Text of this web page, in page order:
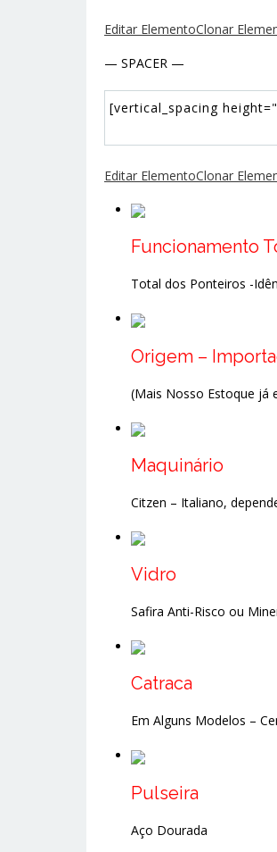
Editar ElementoClonar
— SPACER —
Editar ElementoClonar
Funcionamento
Total dos Ponteiros -
Origem –
(Mais Nosso Estoque já
Maquinário
Citzen – Italiano,
Vidro
Safira Anti-Risco ou
Catraca
Em Alguns Modelos –
Pulseira
Aço Dourada